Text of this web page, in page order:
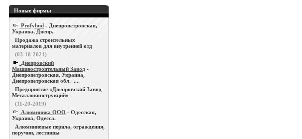
Новые фирмы
Profybud - Днепропетровская,
Украина, Днепр.
Продажа строительных
материалов для внутренней отд
(03-18-2021)
Днепровский
Машиностроительный Завод -
Днепропетровская, Украина,
Днепропетровская обл. ....
Предприятие «Днепровский Завод
Металлоконструкций»
(11-20-2019)
Алюминика ООО - Одесская,
Украина, Одесса.
Алюминиевые перила, ограждения,
поручни, лестницы